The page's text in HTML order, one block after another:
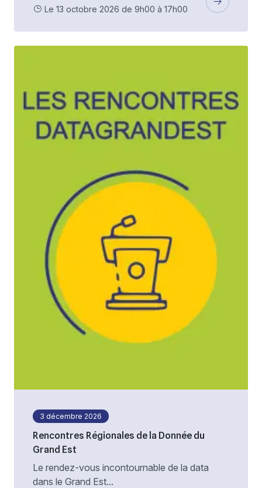
Le 13 octobre 2026 de 9h00 à 17h00
3 décembre 2026
Rencontres Régionales de la Donnée du
Grand Est
Le rendez-vous incontournable de la data
dans le Grand Est...